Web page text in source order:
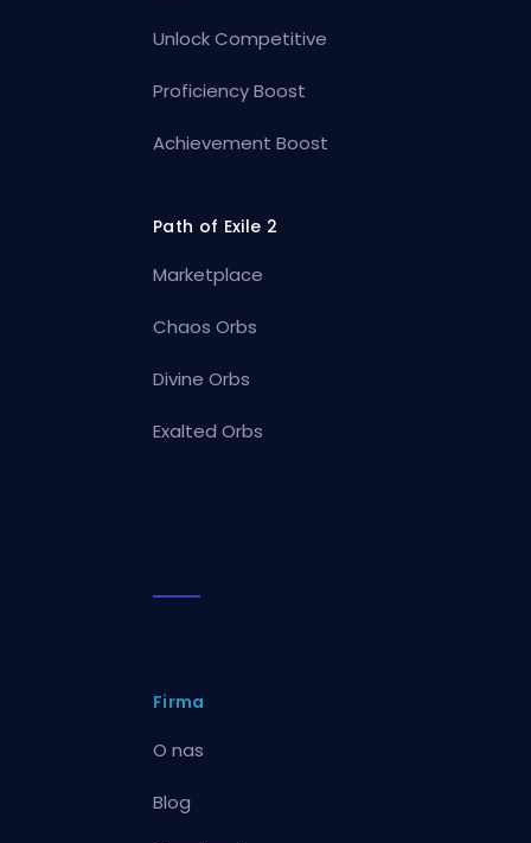
Unlock Competitive
Proficiency Boost
Achievement Boost
Path of Exile 2
Marketplace
Chaos Orbs
Divine Orbs
Exalted Orbs
Firma
O nas
Blog